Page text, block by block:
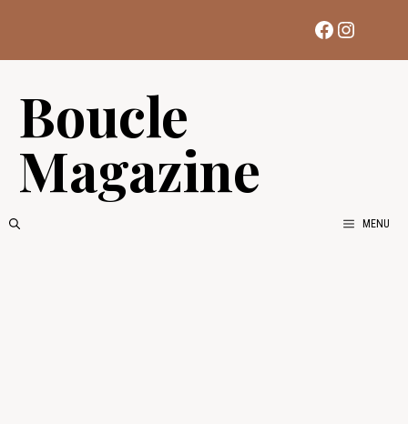
contenu
Facebook
Boucle
Magazine
MENU